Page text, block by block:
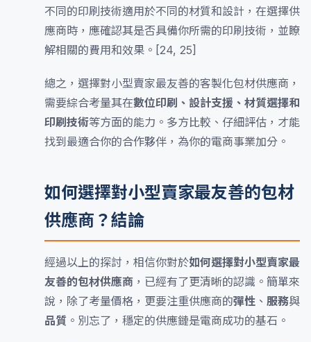
不同的印刷技術適用於不同的材質和設計，在選擇供
應商時，應確認其是否具備你所需的印刷技術，並瞭
解相關的費用和效果。[24, 25]
總之，選擇對小型賣家最友善的客製化包材供應商，
需要綜合考量其在數位印刷、設計支援、材質選擇和
印刷技術等方面的能力。多方比較、仔細評估，才能
找到最適合你的合作夥伴，為你的電商事業加分。
如何選擇對小型賣家最友善的包材
供應商？結論
經過以上的探討，相信你對於如何選擇對小型賣家最
友善的包材供應商 ，已經有了更清晰的認識。簡單來
說，除了考量價格，更要注重供應商的彈性 、 服務與
品質 。別忘了，穩定的供應鏈是電商成功的基石。